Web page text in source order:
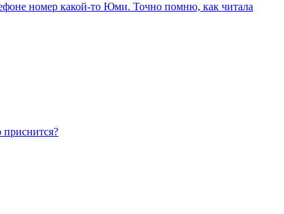
номер какой-то Юми. Точно помню, как читала